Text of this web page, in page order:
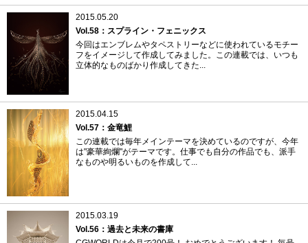
2015.05.20
Vol.58：スプライン・フェニックス
今回はエンブレムやタペストリーなどに使われているモチー
フをイメージして作成してみました。この連載では、いつも
立体的なものばかり作成してきた...
2015.04.15
Vol.57：金竜鯉
この連載では毎年メインテーマを決めているのですが、今年
は"豪華絢爛"がテーマです。仕事でも自分の作品でも、派手
なものや明るいものを作成して...
2015.03.19
Vol.56：過去と未来の書庫